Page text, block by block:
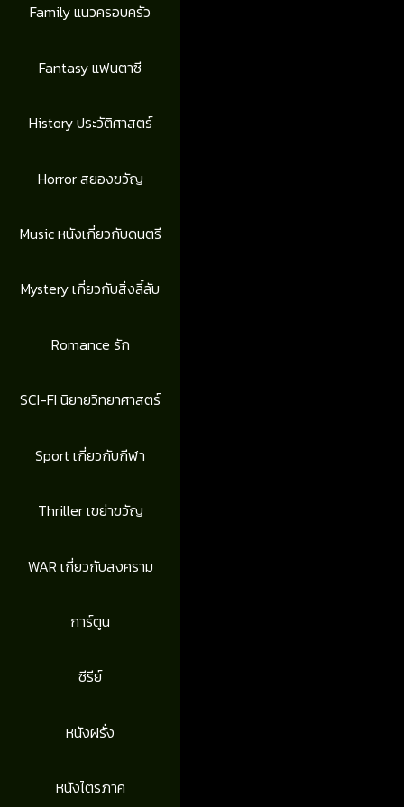
Family แนวครอบครัว
Fantasy แฟนตาซี
History ประวัติศาสตร์
Horror สยองขวัญ
Music หนังเกี่ยวกับดนตรี
Mystery เกี่ยวกับสิ่งลี้ลับ
Romance รัก
SCI-FI นิยายวิทยาศาสตร์
Sport เกี่ยวกับกีฬา
Thriller เขย่าขวัญ
WAR เกี่ยวกับสงคราม
การ์ตูน
ซีรีย์
หนังฝรั่ง
หนังไตรภาค